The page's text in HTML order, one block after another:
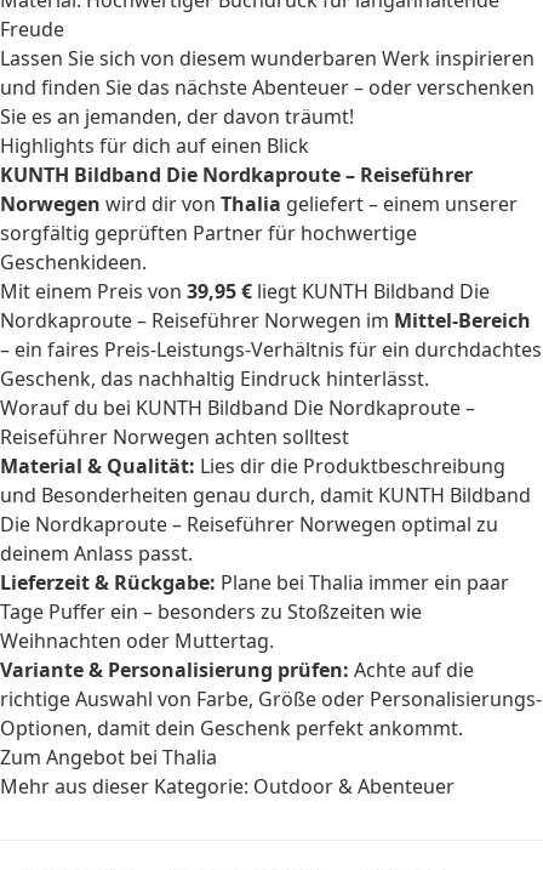
Freude
Lassen Sie sich von diesem wunderbaren Werk inspirieren
und finden Sie das nächste Abenteuer – oder verschenken
Sie es an jemanden, der davon träumt!
Highlights für dich auf einen Blick
KUNTH Bildband Die Nordkaproute – Reiseführer
Norwegen wird dir von Thalia geliefert – einem unserer
sorgfältig geprüften Partner für hochwertige
Geschenkideen.
Mit einem Preis von 39,95 € liegt KUNTH Bildband Die
Nordkaproute – Reiseführer Norwegen im Mittel-Bereich
– ein faires Preis-Leistungs-Verhältnis für ein durchdachtes
Geschenk, das nachhaltig Eindruck hinterlässt.
Worauf du bei KUNTH Bildband Die Nordkaproute –
Reiseführer Norwegen achten solltest
Material & Qualität: Lies dir die Produktbeschreibung
und Besonderheiten genau durch, damit KUNTH Bildband
Die Nordkaproute – Reiseführer Norwegen optimal zu
deinem Anlass passt.
Lieferzeit & Rückgabe: Plane bei Thalia immer ein paar
Tage Puffer ein – besonders zu Stoßzeiten wie
Weihnachten oder Muttertag.
Variante & Personalisierung prüfen: Achte auf die
richtige Auswahl von Farbe, Größe oder Personalisierungs-
Optionen, damit dein Geschenk perfekt ankommt.
Zum Angebot bei Thalia
Mehr aus dieser Kategorie: Outdoor & Abenteuer